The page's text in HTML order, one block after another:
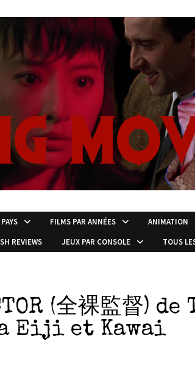
FILMS PAR ANNÉES ANIMATION
REVIEWS
JEUX PAR CONSOLE TOUS
(全裸監督) de
Eiji et Kawai